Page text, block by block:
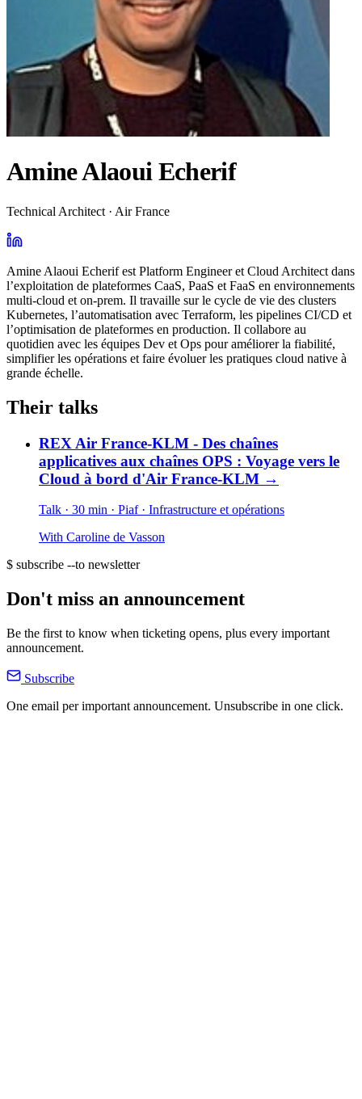
Amine Alaoui Echerif
Technical Architect · Air France
Amine Alaoui Echerif est Platform Engineer et Cloud Architect dans
l’exploitation de plateformes CaaS, PaaS et FaaS en environnements
multi-cloud et on-prem. Il travaille sur le cycle de vie des clusters
Kubernetes, l’automatisation avec Terraform, les pipelines CI/CD et
l’optimisation de plateformes en production. Il collabore au
quotidien avec les équipes Dev et Ops pour améliorer la fiabilité,
simplifier les opérations et faire évoluer les pratiques cloud native à
grande échelle.
Their talks
REX Air France-KLM - Des chaînes
applicatives aux chaînes OPS : Voyage vers le
Cloud à bord d'Air France-KLM →
Talk · 30 min · Piaf · Infrastructure et opérations
With Caroline de Vasson
$ subscribe --to newsletter
Don't miss an announcement
Be the first to know when ticketing opens, plus every important
announcement.
Subscribe
One email per important announcement. Unsubscribe in one click.